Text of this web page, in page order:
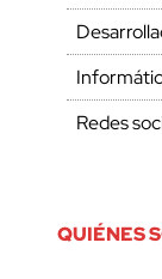
Redes
QUIÉNES